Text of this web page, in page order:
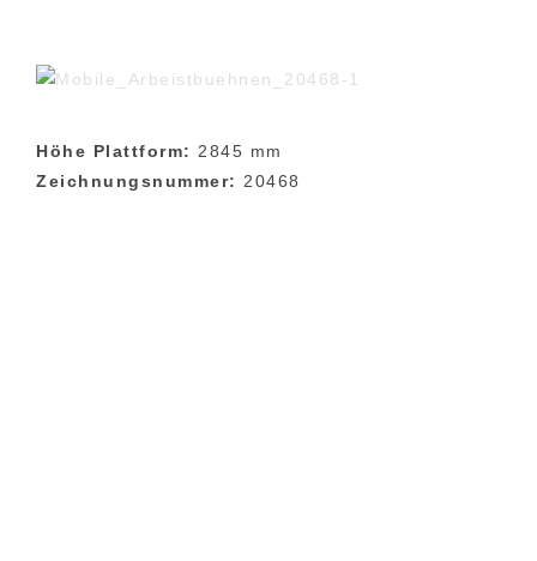
Höhe Plattform: 2845 mm
Zeichnungsnummer: 20468